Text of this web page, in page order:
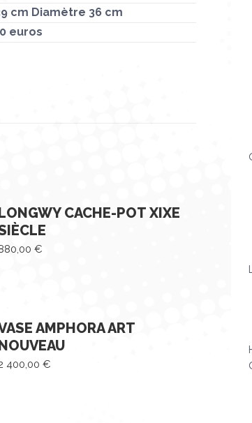
cm Diamètre 36 cm
euros
CACHE-POT XIXE
€
AMPHORA ART
400,00 €